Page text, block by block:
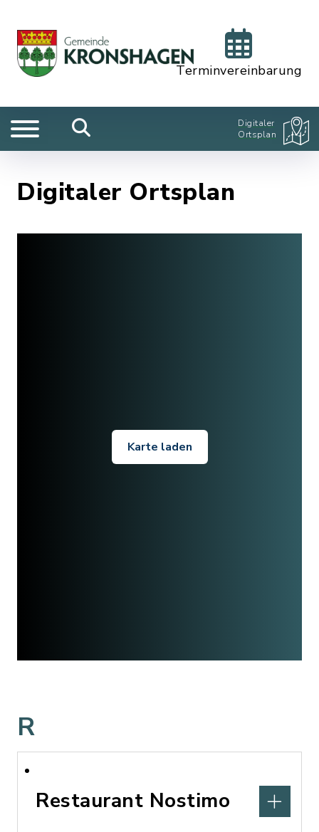
Terminvereinbarung
Digitaler
Ortsplan
Digitaler Ortsplan
Karte laden
R
Restaurant Nostimo